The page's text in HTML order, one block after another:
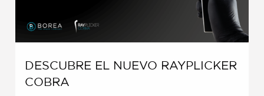
DESCUBRE EL NUEVO RAYPLICKER
COBRA